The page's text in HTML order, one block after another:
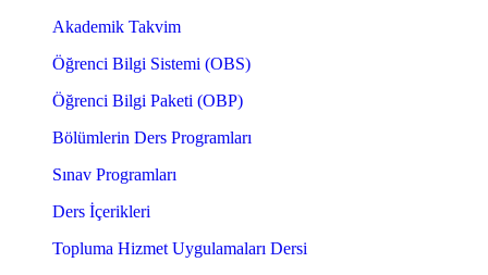
Akademik Takvim
Öğrenci Bilgi Sistemi (OBS)
Öğrenci Bilgi Paketi (OBP)
Bölümlerin Ders Programları
Sınav Programları
Ders İçerikleri
Topluma Hizmet Uygulamaları Dersi